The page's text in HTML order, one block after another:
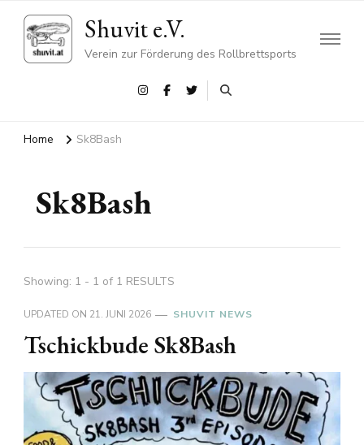
Shuvit e.V.
Verein zur Förderung des Rollbrettsports
Home Sk8Bash
Sk8Bash
Showing: 1 - 1 of 1 RESULTS
UPDATED ON 21. JUNI 2026 SHUVIT NEWS
Tschickbude Sk8Bash